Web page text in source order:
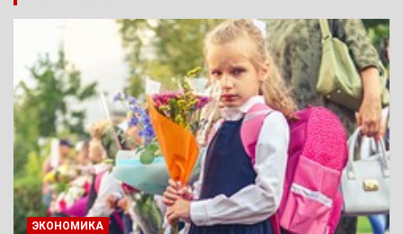
ЭКОНОМИКА